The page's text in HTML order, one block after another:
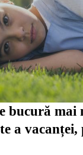
bucură mai
a